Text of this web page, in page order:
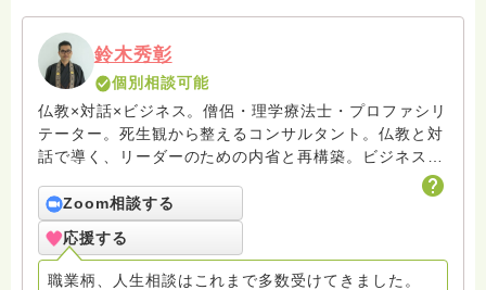
鈴木秀彰
個別相談可能
仏教×対話×ビジネス。僧侶・理学療法士・プロファシリ
テーター。死生観から整えるコンサルタント。仏教と対
話で導く、リーダーのための内省と再構築。ビジネスと
いう営みを通じて、人が本音と出会い、本来の個性で生
きる場をひらいています。 ※お坊さん回答の中に「鈴木
光浄」がおりますが当初諸事情がございまして私が回答
したものでございます。そちらもあわせてご参照くださ
い
Zoom相談する
応援する
職業柄、人生相談はこれまで多数受けてきました。